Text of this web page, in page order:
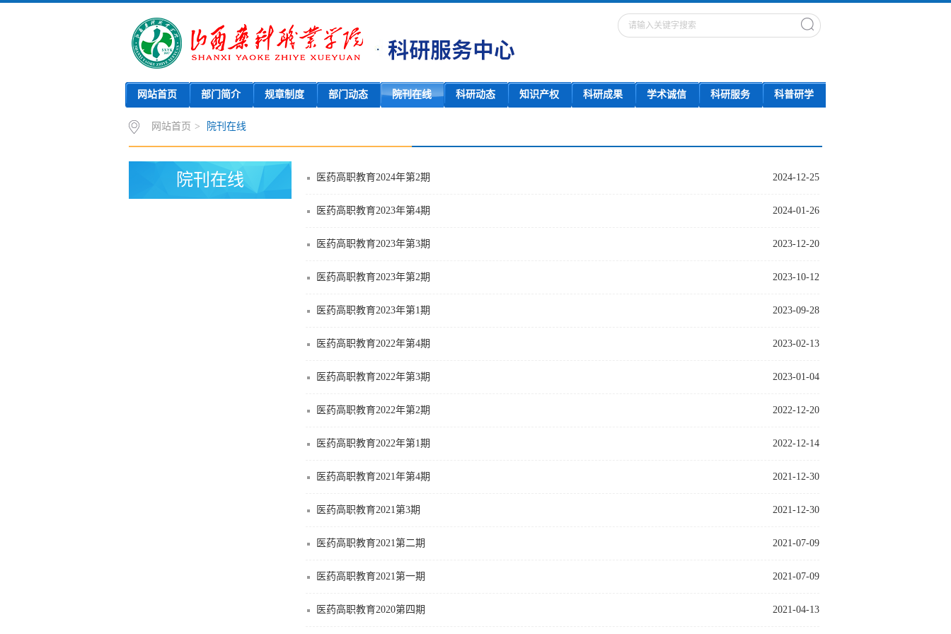
网站首页 部门简介 规章制度 部门动态 院刊在线 科研动态 知识产权 科研成果 学术诚信 科研服务 科普研学
网站首页 > 院刊在线
院刊在线 2024-12-25
医药高职教育2024年第2期
2024-01-26
医药高职教育2023年第4期
2023-12-20
医药高职教育2023年第3期
2023-10-12
医药高职教育2023年第2期
2023-09-28
医药高职教育2023年第1期
2023-02-13
医药高职教育2022年第4期
2023-01-04
医药高职教育2022年第3期
2022-12-20
医药高职教育2022年第2期
2022-12-14
医药高职教育2022年第1期
2021-12-30
医药高职教育2021年第4期
2021-12-30
医药高职教育2021第3期
2021-07-09
医药高职教育2021第二期
2021-07-09
医药高职教育2021第一期
2021-04-13
医药高职教育2020第四期